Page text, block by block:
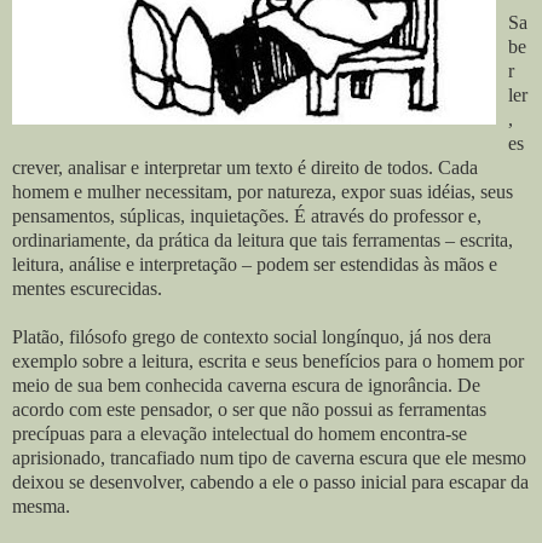
Sa
be
r
ler
,
es
crever, analisar e interpretar um texto é direito de todos. Cada
homem e mulher necessitam, por natureza, expor suas idéias, seus
pensamentos, súplicas, inquietações. É através do professor e,
ordinariamente, da prática da leitura que tais ferramentas – escrita,
leitura, análise e interpretação – podem ser estendidas às mãos e
mentes escurecidas.
Platão, filósofo grego de contexto social longínquo, já nos dera
exemplo sobre a leitura, escrita e seus benefícios para o homem por
meio de sua bem conhecida caverna escura de ignorância. De
acordo com este pensador, o ser que não possui as ferramentas
precípuas para a elevação intelectual do homem encontra-se
aprisionado, trancafiado num tipo de caverna escura que ele mesmo
deixou se desenvolver, cabendo a ele o passo inicial para escapar da
mesma.